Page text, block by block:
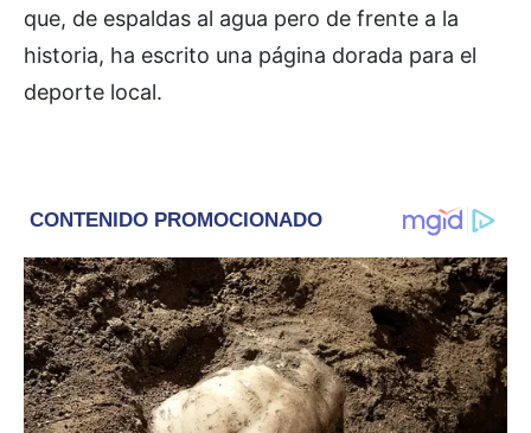
que, de espaldas al agua pero de frente a la
historia, ha escrito una página dorada para el
deporte local.